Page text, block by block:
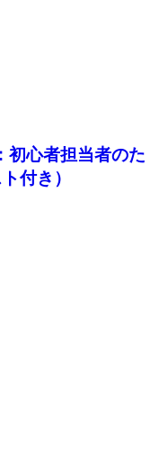
初心者担当者のた
付き）